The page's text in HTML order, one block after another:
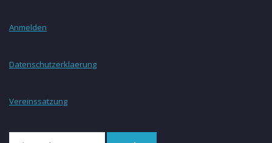
Anmelden
Datenschutzerklaerung
Vereinssatzung